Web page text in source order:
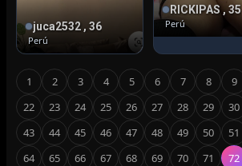
juca2532 , 36
Perú
RICKIPAS , 35
Perú
1 2 3 4 5 6 7 8 9
22
23 24 25 26 27 28 29 30
43
44 45 46 47 48 49 50 51
64
65 66 67 68 69 70 71 72